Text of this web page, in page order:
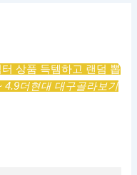
상품 득템하고 랜덤 뽑
4.9더현대 대구골라보기